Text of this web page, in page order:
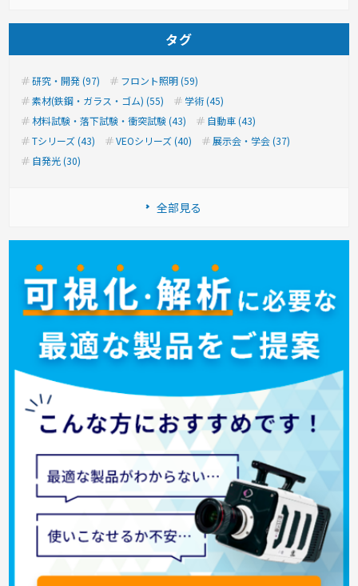
タグ
研究・開発 (97)
フロント照明 (59)
素材(鉄鋼・ガラス・ゴム) (55)
学術 (45)
材料試験・落下試験・衝突試験 (43)
自動車 (43)
Tシリーズ (43)
VEOシリーズ (40)
展示会・学会 (37)
自発光 (30)
全部見る